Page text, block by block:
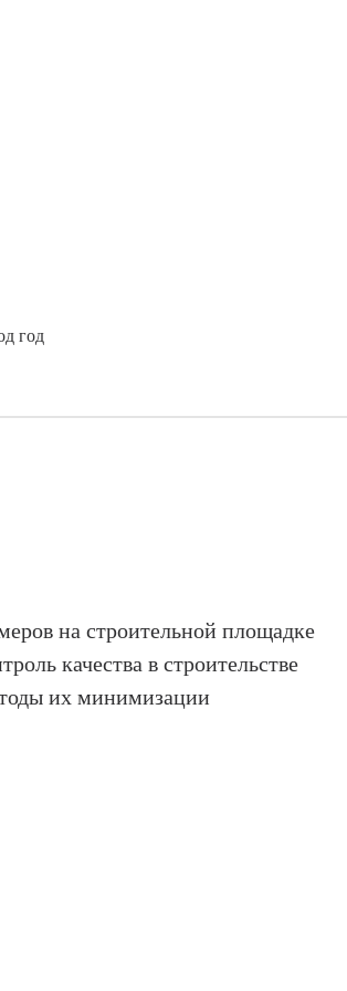
год
на строительной площадке
качества в строительстве
их минимизации